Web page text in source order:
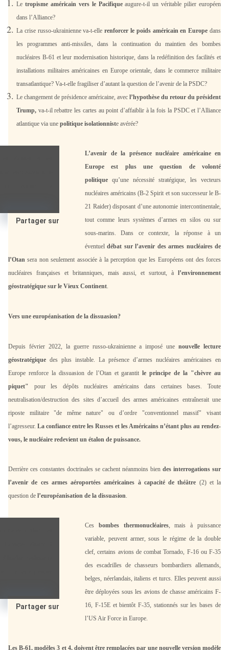
Le tropisme américain vers le Pacifiqueaugure-t-il un véritable pilier européen
dans l’Alliance?
La crise russo-ukrainienne va-t-ellerenforcer le poids américain en Europedans
les programmes anti-missiles, dans la continuation du maintien des bombes
nucléaires B-61 et leur modernisation historique, dans la redéfinition des facilités et
installations militaires américaines en Europe orientale, dans le commerce militaire
transatlantique? Va-t-elle fragiliser d’autant la question de l’avenir de la PSDC?
Le changement de présidence américaine, avec l’hypothèse du retour du président
Trump, va-t-il rebattre les cartes au point d’affaiblir à la fois la PSDC et l’Alliance
atlantique via une politique isolationniste avérée?
Partager sur
L’avenir de la présence nucléaire américaine en
Europe est plus une question de volonté
politique qu’une nécessité stratégique, les vecteurs
nucléaires américains (B-2 Spirit et son successeur le B-
21 Raider) disposant d’une autonomie intercontinentale,
tout comme leurs systèmes d’armes en silos ou sur
sous-marins. Dans ce contexte, la réponse à un
éventueldébat sur l’avenir des armes nucléaires de
l’Otan sera non seulement associée à la perception que les Européens ont des forces
nucléaires françaises et britanniques, mais aussi, et surtout, à l’environnement
géostratégique sur le Vieux Continent.
Vers une européanisation de la dissuasion?
Depuis février 2022, la guerre russo-ukrainienne a imposé unenouvelle lecture
géostratégique des plus instable. La présence d’armes nucléaires américaines en
Europe renforce la dissuasion de l’Otan et garantitle principe de la "chèvre au
piquet" pour les dépôts nucléaires américains dans certaines bases. Toute
neutralisation/destruction des sites d’accueil des armes américaines entraînerait une
riposte militaire "de même nature" ou d’ordre "conventionnel massif" visant
l’agresseur. La confiance entre les Russes et les Américains n’étant plus au rendez-
vous, le nucléaire redevient un étalon de puissance.
Derrière ces constantes doctrinales se cachent néanmoins bien des interrogations sur
l’avenir de ces armes aéroportées américaines à capacité de théâtre (2) et la
question de l’européanisation de la dissuasion.
Partager sur
Ces bombes thermonucléaires, mais à puissance
variable, peuvent armer, sous le régime de la double
clef, certains avions de combat Tornado, F-16 ou F-35
des escadrilles de chasseurs bombardiers allemands,
belges, néerlandais, italiens et turcs. Elles peuvent aussi
être déployées sous les avions de chasse américains F-
16, F-15E et bientôt F-35, stationnés sur les bases de
l’US Air Force in Europe.
Les B-61, modèles 3 et 4, doivent être remplacées par une nouvelle version modèle